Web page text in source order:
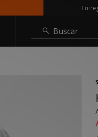
Entrega
Buscar